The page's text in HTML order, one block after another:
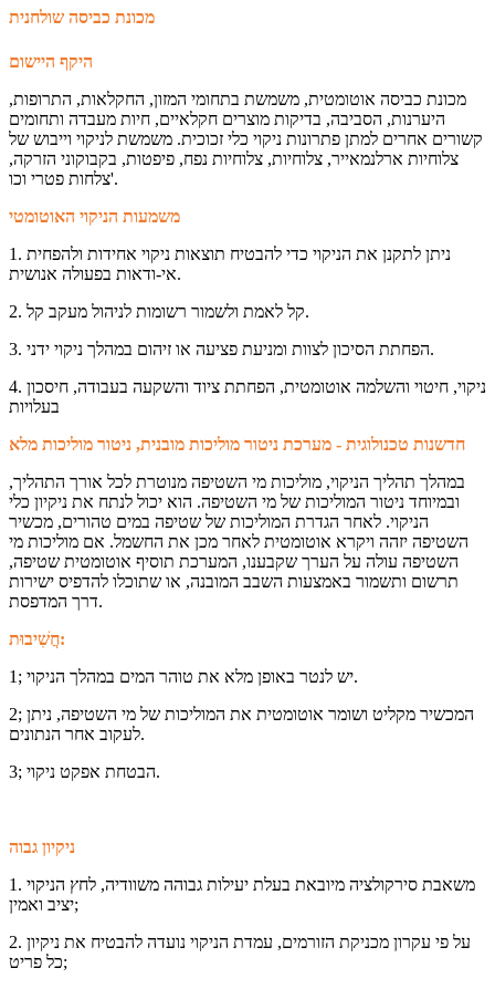
מכונת כביסה שולחנית
היקף היישום
מכונת כביסה אוטומטית, משמשת בתחומי המזון, החקלאות, התרופות,
היערנות, הסביבה, בדיקות מוצרים חקלאיים, חיות מעבדה ותחומים
קשורים אחרים למתן פתרונות ניקוי כלי זכוכית. משמשת לניקוי וייבוש של
צלוחיות ארלנמאייר, צלוחיות, צלוחיות נפח, פיפטות, בקבוקוני הזרקה,
צלחות פטרי וכו'.
משמעות הניקוי האוטומטי
1. ניתן לתקנן את הניקוי כדי להבטיח תוצאות ניקוי אחידות ולהפחית
אי-ודאות בפעולה אנושית.
2. קל לאמת ולשמור רשומות לניהול מעקב קל.
3. הפחתת הסיכון לצוות ומניעת פציעה או זיהום במהלך ניקוי ידני.
4. ניקוי, חיטוי והשלמה אוטומטית, הפחתת ציוד והשקעה בעבודה, חיסכון
בעלויות
חדשנות טכנולוגית - מערכת ניטור מוליכות מובנית, ניטור מוליכות מלא
במהלך תהליך הניקוי, מוליכות מי השטיפה מנוטרת לכל אורך התהליך,
ובמיוחד ניטור המוליכות של מי השטיפה. הוא יכול לנתח את ניקיון כלי
הניקוי. לאחר הגדרת המוליכות של שטיפה במים טהורים, מכשיר
השטיפה יזהה ויקרא אוטומטית לאחר מכן את החשמל. אם מוליכות מי
השטיפה עולה על הערך שקבענו, המערכת תוסיף אוטומטית שטיפה,
תרשום ותשמור באמצעות השבב המובנה, או שתוכלו להדפיס ישירות
דרך המדפסת.
חֲשִׁיבוּת:
1; יש לנטר באופן מלא את טוהר המים במהלך הניקוי.
2; המכשיר מקליט ושומר אוטומטית את המוליכות של מי השטיפה, ניתן
לעקוב אחר הנתונים.
3; הבטחת אפקט ניקוי.
ניקיון גבוה
1. משאבת סירקולציה מיובאת בעלת יעילות גבוהה משוודיה, לחץ הניקוי
יציב ואמין;
2. על פי עקרון מכניקת הזורמים, עמדת הניקוי נועדה להבטיח את ניקיון
כל פריט;